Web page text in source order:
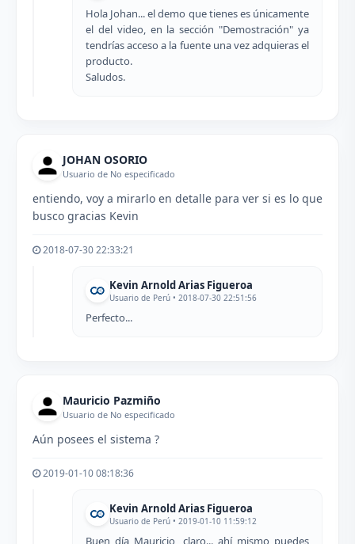
Hola Johan... el demo que tienes es únicamente
el del video, en la sección "Demostración" ya
tendrías acceso a la fuente una vez adquieras el
producto.
Saludos.
JOHAN OSORIO
Usuario de No especificado
entiendo, voy a mirarlo en detalle para ver si es lo que
busco gracias Kevin
2018-07-30 22:33:21
Kevin Arnold Arias Figueroa
Usuario de Perú • 2018-07-30 22:51:56
Perfecto...
Mauricio Pazmiño
Usuario de No especificado
Aún posees el sistema ?
2019-01-10 08:18:36
Kevin Arnold Arias Figueroa
Usuario de Perú • 2019-01-10 11:59:12
Buen día Mauricio, claro... ahí mismo puedes